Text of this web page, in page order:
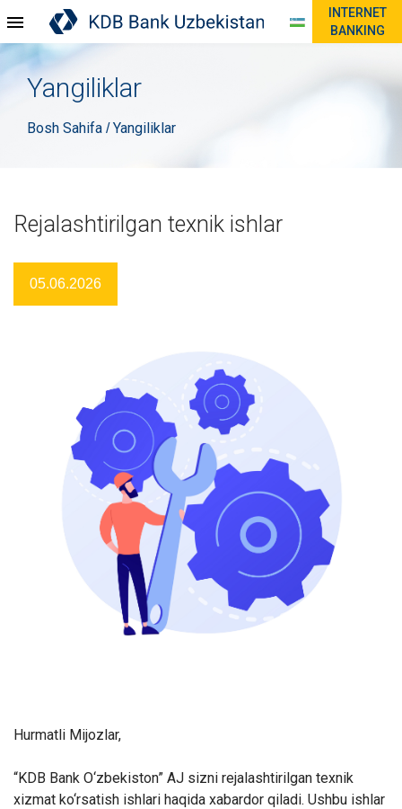
INTERNET
BANKING
Yangiliklar
Bosh Sahifa /Yangiliklar
Rejalashtirilgan texnik ishlar
05.06.2026
Hurmatli Mijozlar,
“KDB Bank O‘zbekiston” AJ sizni rejalashtirilgan texnik
xizmat ko‘rsatish ishlari haqida xabardor qiladi. Ushbu ishlar